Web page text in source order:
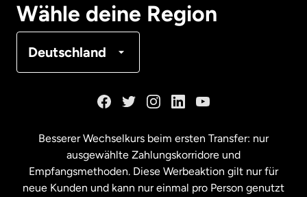
Wähle deine Region
Deutschland
Malaysia
Besserer Wechselkurs beim ersten Transfer: nur
ausgewählte Zahlungskorridore und
Empfangsmethoden. Diese Werbeaktion gilt nur für
neue Kunden und kann nur einmal pro Person genutzt